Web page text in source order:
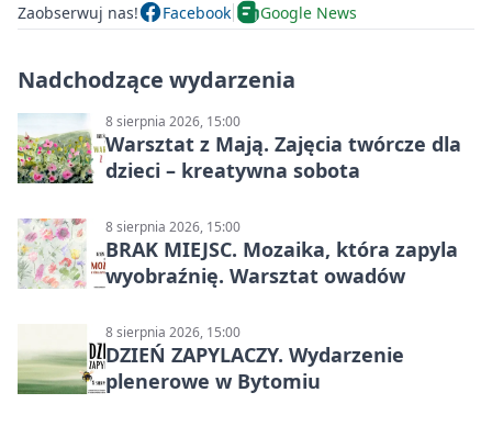
Zaobserwuj nas! Facebook Google News
Nadchodzące wydarzenia
8 sierpnia 2026, 15:00
Warsztat z Mają. Zajęcia twórcze dla
dzieci – kreatywna sobota
8 sierpnia 2026, 15:00
BRAK MIEJSC. Mozaika, która zapyla
wyobraźnię. Warsztat owadów
8 sierpnia 2026, 15:00
DZIEŃ ZAPYLACZY. Wydarzenie
plenerowe w Bytomiu